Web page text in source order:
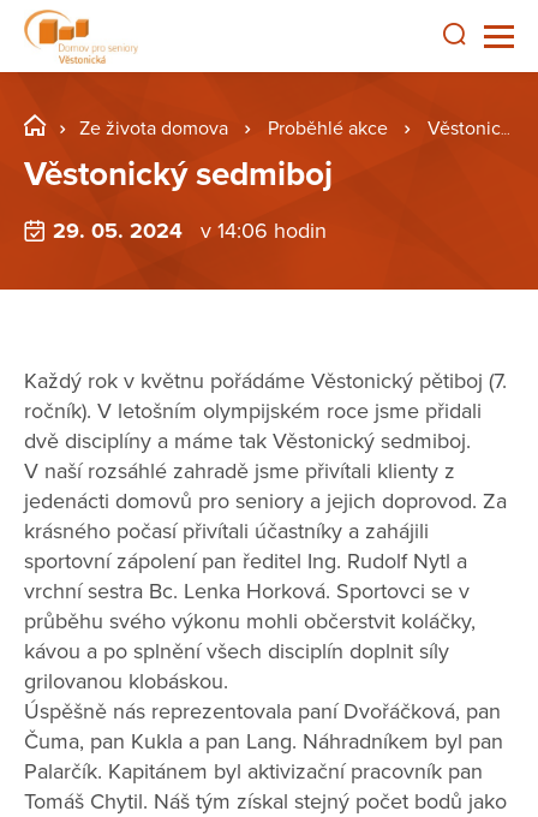
Ze života domova Proběhlé akce Věstonický sedmiboj
Věstonický sedmiboj
29. 05. 2024 v 14:06 hodin
Každý rok v květnu pořádáme Věstonický pětiboj (7.
ročník). V letošním olympijském roce jsme přidali
dvě disciplíny a máme tak Věstonický sedmiboj.
V naší rozsáhlé zahradě jsme přivítali klienty z
jedenácti domovů pro seniory a jejich doprovod. Za
krásného počasí přivítali účastníky a zahájili
sportovní zápolení pan ředitel Ing. Rudolf Nytl a
vrchní sestra Bc. Lenka Horková. Sportovci se v
průběhu svého výkonu mohli občerstvit koláčky,
kávou a po splnění všech disciplín doplnit síly
grilovanou klobáskou.
Úspěšně nás reprezentovala paní Dvořáčková, pan
Čuma, pan Kukla a pan Lang. Náhradníkem byl pan
Palarčík. Kapitánem byl aktivizační pracovník pan
Tomáš Chytil. Náš tým získal stejný počet bodů jako